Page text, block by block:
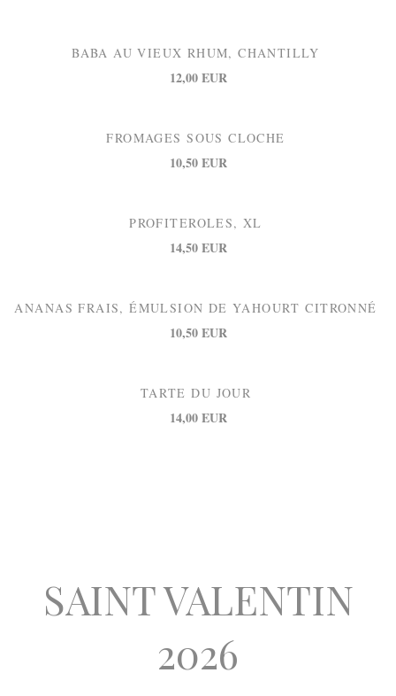
BABA AU VIEUX RHUM, CHANTILLY
12,00 EUR
FROMAGES SOUS CLOCHE
10,50 EUR
PROFITEROLES, XL
14,50 EUR
ANANAS FRAIS, ÉMULSION DE YAHOURT CITRONNÉ
10,50 EUR
TARTE DU JOUR
14,00 EUR
SAINT VALENTIN
2026